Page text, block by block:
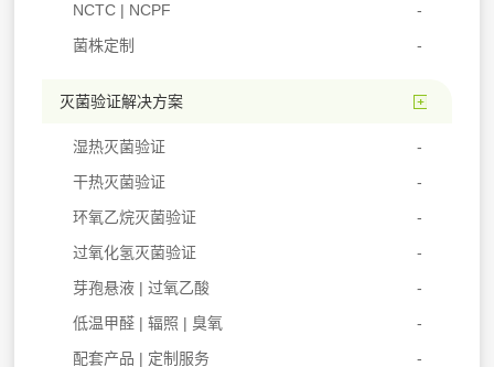
NCTC | NCPF
菌株定制
灭菌验证解决方案
湿热灭菌验证
干热灭菌验证
环氧乙烷灭菌验证
过氧化氢灭菌验证
芽孢悬液 | 过氧乙酸
低温甲醛 | 辐照 | 臭氧
配套产品 | 定制服务